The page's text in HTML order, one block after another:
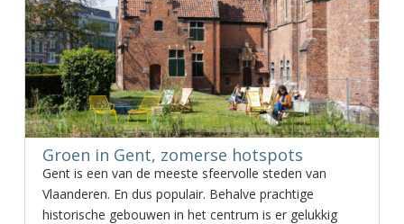
Groen in Gent, zomerse hotspots
Gent is een van de meeste sfeervolle steden van
Vlaanderen. En dus populair. Behalve prachtige
historische gebouwen in het centrum is er gelukkig